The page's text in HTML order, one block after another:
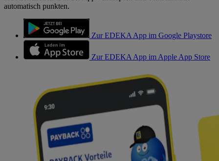
automatisch punkten.
Zur EDEKA App im Google Playstore
Zur EDEKA App im Apple App Store